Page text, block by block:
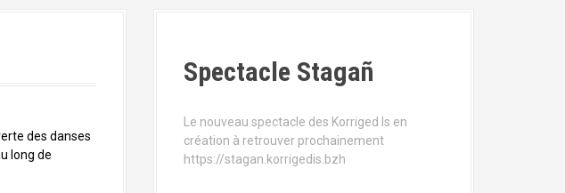
des danses
long de
Spectacle Stagañ
Le nouveau spectacle des Korriged Is en
création à retrouver prochainement
https://stagan.korrigedis.bzh